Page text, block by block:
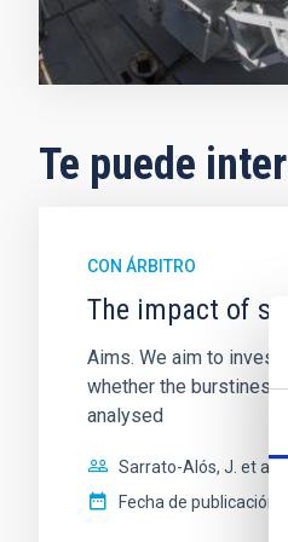
Te puede
CON ÁRBITRO
The impact of
Aims. We aim to
whether the
analysed
Sarrato-Alós, J. et al.
Fecha de publicación: